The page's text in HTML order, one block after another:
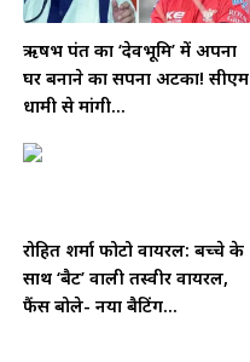
ऋषभ पंत का ‘देवभूमि’ में अपना
घर बनाने का सपना अटका! सीएम
धामी से मांगी...
रोहित शर्मा फोटो वायरल: बच्चे के
साथ ‘बैट’ वाली तस्वीर वायरल,
फैंस बोले- नया बैटिंग...